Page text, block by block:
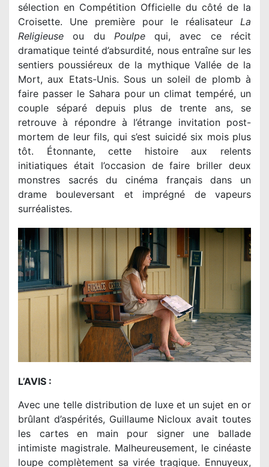
sélection en Compétition Officielle du côté de la
Croisette. Une première pour le réalisateur La
Religieuse ou du Poulpequi, avec ce récit
dramatique teinté d’absurdité, nous entraîne sur les
sentiers poussiéreux de la mythique Vallée de la
Mort, aux Etats-Unis. Sous un soleil de plomb à
faire passer le Sahara pour un climat tempéré, un
couple séparé depuis plus de trente ans, se
retrouve à répondre à l’étrange invitation post-
mortem de leur fils, qui s’est suicidé six mois plus
tôt. Étonnante, cette histoire aux relents
initiatiques était l’occasion de faire briller deux
monstres sacrés du cinéma français dans un
drame bouleversant et imprégné de vapeurs
surréalistes.
L’AVIS :
Avec une telle distribution de luxe et un sujet en or
brûlant d’aspérités, Guillaume Nicloux avait toutes
les cartes en main pour signer une ballade
intimiste magistrale. Malheureusement, le cinéaste
loupe complètement sa virée tragique. Ennuyeux,